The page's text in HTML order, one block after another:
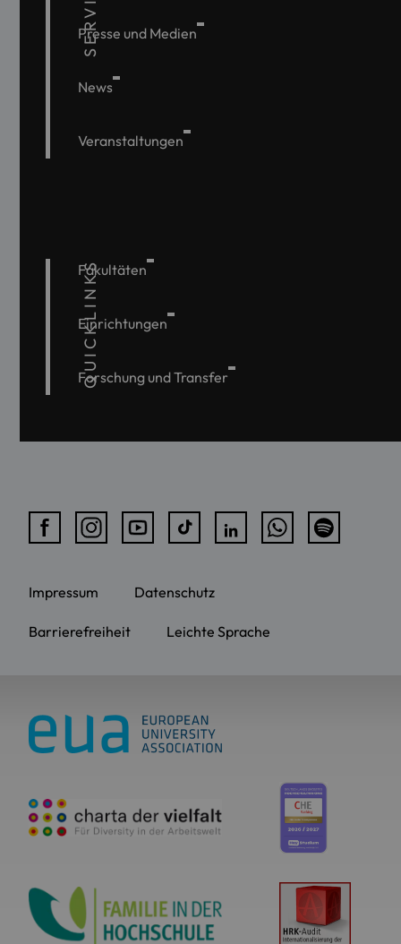
Presse und Medien
News
Veranstaltungen
QUICKLINKS
Fakultäten
Einrichtungen
Forschung und Transfer
Impressum Datenschutz
Barrierefreiheit Leichte Sprache